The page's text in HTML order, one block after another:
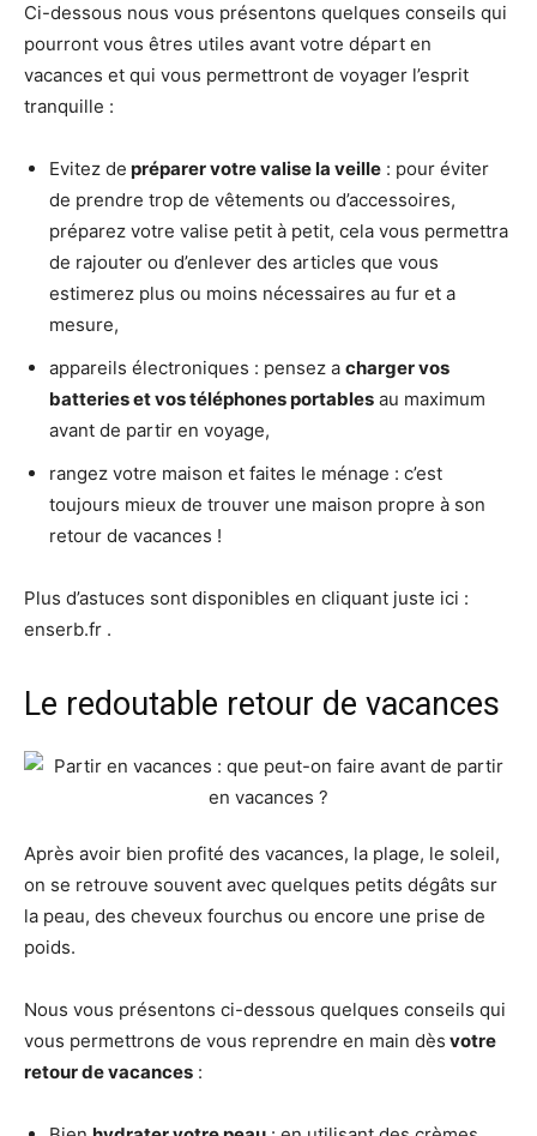
Ci-dessous nous vous présentons quelques conseils qui
pourront vous êtres utiles avant votre départ en
vacances et qui vous permettront de voyager l’esprit
tranquille :
Evitez de préparer votre valise la veille : pour éviter
de prendre trop de vêtements ou d’accessoires,
préparez votre valise petit à petit, cela vous permettra
de rajouter ou d’enlever des articles que vous
estimerez plus ou moins nécessaires au fur et a
mesure,
appareils électroniques : pensez a charger vos
batteries et vos téléphones portables au maximum
avant de partir en voyage,
rangez votre maison et faites le ménage : c’est
toujours mieux de trouver une maison propre à son
retour de vacances !
Plus d’astuces sont disponibles en cliquant juste ici :
enserb.fr .
Le redoutable retour de vacances
Après avoir bien profité des vacances, la plage, le soleil,
on se retrouve souvent avec quelques petits dégâts sur
la peau, des cheveux fourchus ou encore une prise de
poids.
Nous vous présentons ci-dessous quelques conseils qui
vous permettrons de vous reprendre en main dès votre
retour de vacances :